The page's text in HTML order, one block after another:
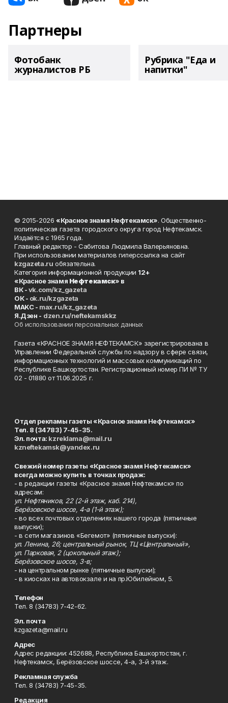
Партнеры
Фотобанк
журналистов РБ
Рубрика "Еда и
напитки"
© 2015-2026 «Красное знамя Нефтекамск». Общественно-
политическая газета городского округа город Нефтекамск.
Издаётся с 1965 года.
Главный редактор - Сабитова Людмила Валерьяновна.
При использовании материалов гиперссылка на сайт
kzgazeta.ru обязательна.
Категория информационной продукции 12+
«Красное знамя Нефтекамск» в
ВК -vk.com/kz_gazeta
ОК - ok.ru/kzgazeta
MAKC - max.ru/kz_gazeta
Я.Дзен - dzen.ru/neftekamskkz
Об использовании персональных данных
Газета «КРАСНОЕ ЗНАМЯ НЕФТЕКАМСК» зарегистрирована в
Управлении Федеральной службы по надзору в сфере связи,
информационных технологий и массовых коммуникаций по
Республике Башкортостан. Регистрационный номер ПИ № ТУ
02 - 01880 от 11.06.2025 г.
Отдел рекламы газеты «Красное знамя Нефтекамск»
Тел. 8 (34783) 7-45-35.
Эл. почта: kzreklama@mail.ru
kzneftekamsk@yandex.ru
Свежий номер газеты «Красное знамя Нефтекамск»
всегда можно купить в точках продаж:
- в редакции газеты «Красное знамя Нефтекамск» по
адресам:
ул. Нефтяников, 22 (2-й этаж, каб. 214),
Берёзовское шоссе, 4-а (1-й этаж);
- во всех почтовых отделениях нашего города (пятничные
выпуски);
- в сети магазинов «Бегемот» (пятничные выпуски):
ул. Ленина, 26; центральный рынок, ТЦ «Центральный»,
ул. Парковая, 2 (цокольный этаж);
Берёзовское шоссе, 3-в;
- на центральном рынке (пятничные выпуски);
- в киосках на автовокзале и на пр.Юбилейном, 5.
Телефон
Тел. 8 (34783) 7-42-62.
Эл. почта
kzgazeta@mail.ru
Адрес
Адрес редакции: 452688, Республика Башкортостан, г.
Нефтекамск, Берёзовское шоссе, 4-а, 3-й этаж.
Рекламная служба
Тел. 8 (34783) 7-45-35.
Редакция